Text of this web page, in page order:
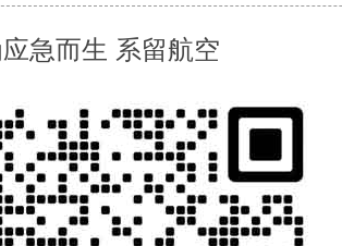
急而生 系留航空